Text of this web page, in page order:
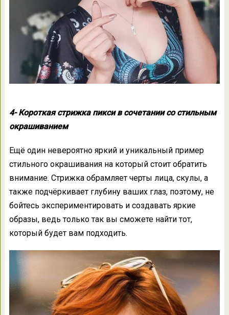
4- Короткая стрижка пикси в сочетании со стильным
окрашиванием
Ещё один невероятно яркий и уникальный пример
стильного окрашивания на который стоит обратить
внимание. Стрижка обрамляет черты лица, скулы, а
также подчёркивает глубину ваших глаз, поэтому, не
бойтесь экспериментировать и создавать яркие
образы, ведь только так вы сможете найти тот,
который будет вам подходить.